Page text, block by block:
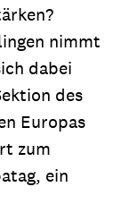
nimmt
dabei
des
Europas
zum
ein